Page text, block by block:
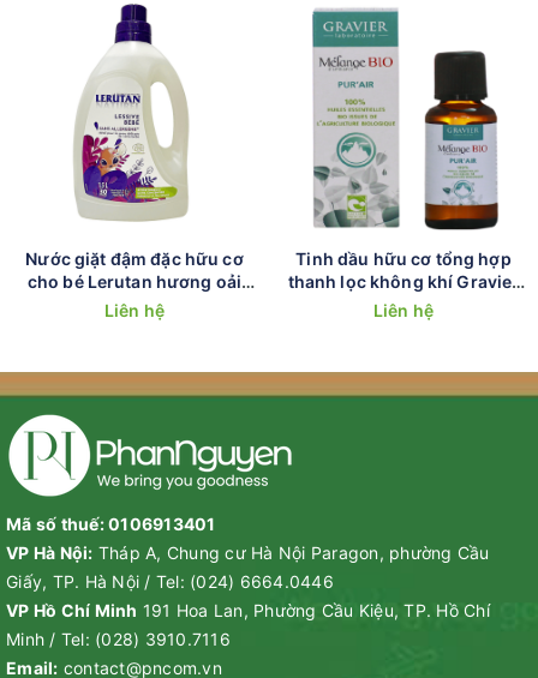
Nước giặt đậm đặc hữu cơ
cho bé Lerutan hương oải
hương 1.5L
Liên hệ
Tinh dầu hữu cơ tổng hợp
thanh lọc không khí Gravier
30ml
Liên hệ
Mã số thuế: 0106913401
VP Hà Nội: Tháp A, Chung cư Hà Nội Paragon, phường Cầu
Giấy, TP. Hà Nội / Tel: (024) 6664.0446
VP Hồ Chí Minh 191 Hoa Lan, Phường Cầu Kiệu, TP. Hồ Chí
Minh / Tel: (028) 3910.7116
Email: contact@pncom.vn